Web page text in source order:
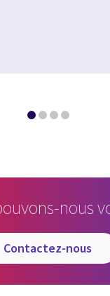
nous
contactez-nous